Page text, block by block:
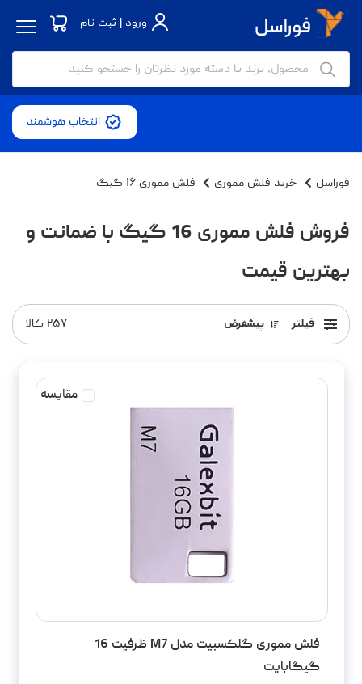
ورود | ثبت نام
انتخاب هوشمند
فوراسل خرید فلش مموری فلش مموری ۱۶ گیگ
فروش فلش مموری 16 گیگ با ضمانت و
بهترین قیمت
فیلتر پیشفرض ۲۵۷ کالا
مقایسه
فلش مموری گلکسبیت مدل M7 ظرفیت 16
گیگابایت